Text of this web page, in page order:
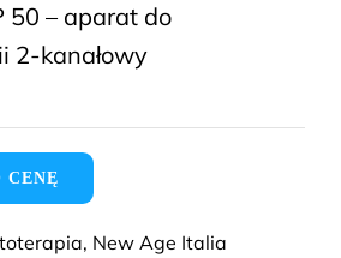
50 – aparat do
2-kanałowy
CENĘ
, New Age Italia